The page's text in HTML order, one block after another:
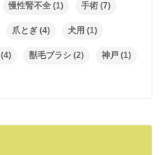
慢性腎不全(1) 手術(7)
爪とぎ(4) 犬用 (1)
(4) 獣毛ブラシ(2) 神戸(1)